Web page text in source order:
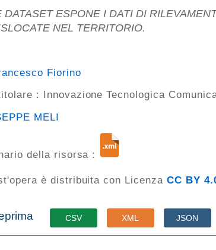
NEL TERRITORIO.
Fiorino
: Innovazione Tecnologica
MELI
della risorsa :
è distribuita con Licenza CC BY
CSV XML JSON